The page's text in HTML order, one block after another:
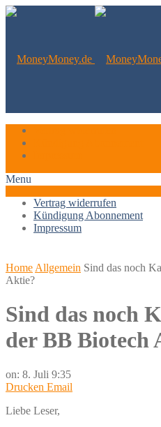
Menu
Vertrag widerrufen
Kündigung Abonnement
Impressum
Home Allgemein Sind das noch
Aktie?
Sind das noch
der BB Biotech
on: 8. Juli 9:35
Drucken Email
Liebe Leser,